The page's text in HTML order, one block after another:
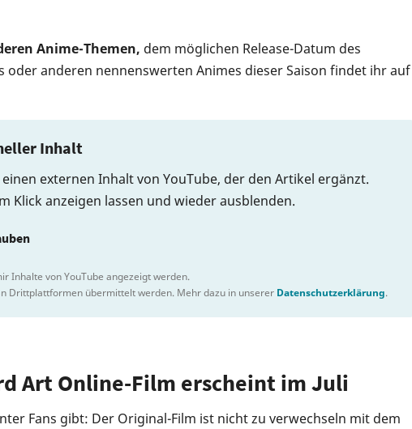
Anime-Themen, dem möglichen Release-Datum des
oder anderen nennenswerten Animes dieser Saison findet ihr auf
Inhalt
externen Inhalt von YouTube, der den Artikel ergänzt.
Klick anzeigen lassen und wieder ausblenden.
Inhalte von YouTube angezeigt werden.
Drittplattformen übermittelt werden. Mehr dazu in unserer Datenschutzerklärung.
Art Online-Film erscheint im Juli
Fans gibt: Der Original-Film ist nicht zu verwechseln mit dem